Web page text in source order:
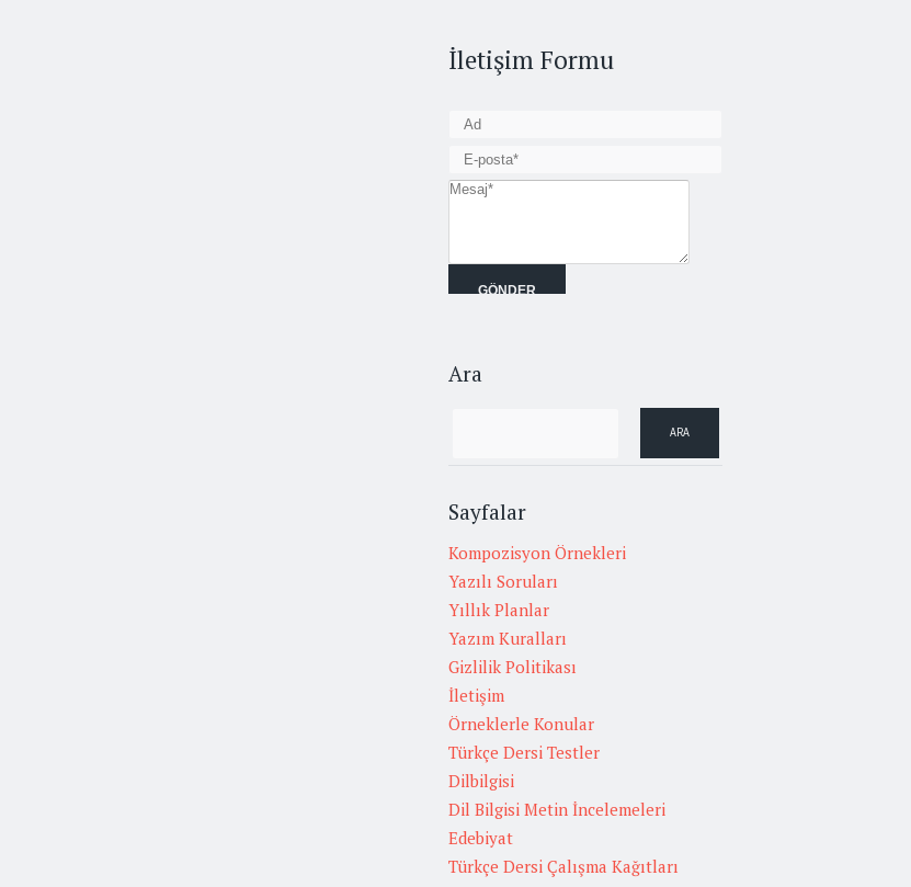
İletişim Formu
Ara
Sayfalar
Kompozisyon Örnekleri
Yazılı Soruları
Yıllık Planlar
Yazım Kuralları
Gizlilik Politikası
İletişim
Örneklerle Konular
Türkçe Dersi Testler
Dilbilgisi
Dil Bilgisi Metin İncelemeleri
Edebiyat
Türkçe Dersi Çalışma Kağıtları